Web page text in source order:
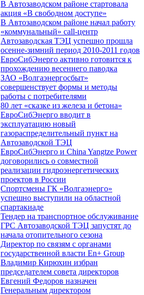
В Автозаводском районе стартовала
акция «В свободном доступе»
В Автозаводском районе начал работу
«коммунальный» call-центр
Автозаводская ТЭЦ успешно прошла
осенне-зимний период 2010-2011 годов
ЕвроСибЭнерго активно готовится к
прохождению весеннего паводка
ЗАО «Волгаэнергосбыт»
совершенствует формы и методы
работы с потребителями
80 лет «сказке из железа и бетона»
ЕвроСибЭнерго вводит в
эксплуатацию новый
газораспределительный пункт на
Автозаводской ТЭЦ
ЕвроСибЭнерго и China Yangtze Power
договорились о совместной
реализации гидроэнергетических
проектов в России
Спортсмены ГК «Волгаэнерго»
успешно выступили на областной
спартакиаде
Тендер на транспортное обслуживание
ГРС Автозаводской ТЭЦ запустят до
начала отопительного сезона
Директор по связям с органами
государственной власти En+ Group
Владимир Кирюхин избран
председателем совета директоров
Евгений Федоров назначен
Генеральным директором